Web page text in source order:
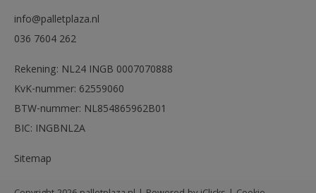
info@palletplaza.nl
036 7604 262
Rekening: NL24 INGB 0007070888
KvK-nummer: 62559060
BTW-nummer: NL854865962B01
BIC: INGBNL2A
Sitemap